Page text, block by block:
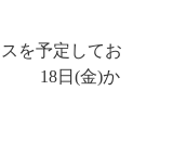
を予定してお
。 18日(金)か